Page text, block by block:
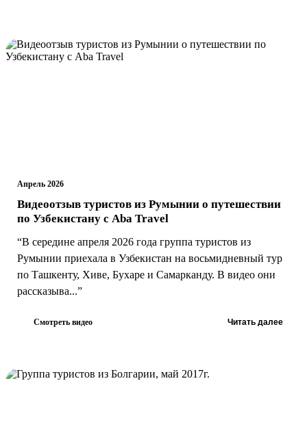
Апрель 2026
Видеоотзыв туристов из Румынии о путешествии
по Узбекистану с Aba Travel
“В середине апреля 2026 года группа туристов из
Румынии приехала в Узбекистан на восьмидневный тур
по Ташкенту, Хиве, Бухаре и Самарканду. В видео они
рассказыва...”
Смотреть видео Читать далее